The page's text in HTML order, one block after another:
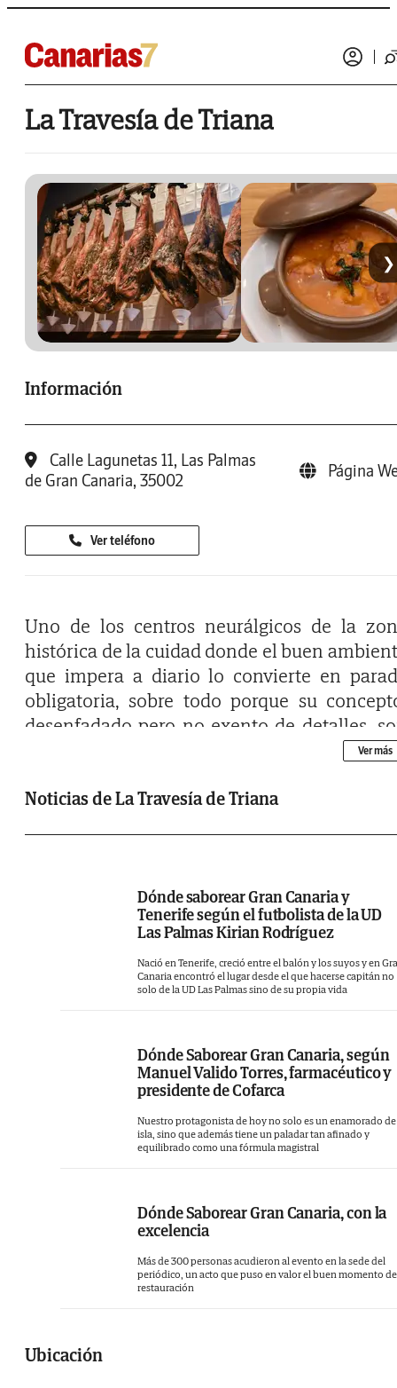
La Travesía de Triana
❯
Información
Calle Lagunetas 11, Las Palmas
de Gran Canaria, 35002
Página
Ver teléfono
Uno de los centros neurálgicos de la
histórica de la cuidad donde el buen
que impera a diario lo convierte en
obligatoria, sobre todo porque su
desenfadado pero no exento de detalles,
la antesala para disfrutar de tapas y
calidad. Buenos embutidos,
platos que se ejecutan desde la
fidelidad a la cocina tradicional.
Ver más
Noticias de La Travesía de Triana
Dónde saborear Gran Canaria y
Tenerife según el futbolista de la UD
Las Palmas Kirian Rodríguez
Nació en Tenerife, creció entre el balón y los suyos y en
Canaria encontró el lugar desde el que hacerse capitán no
solo de la UD Las Palmas sino de su propia vida
Dónde Saborear Gran Canaria, según
Manuel Valido Torres, farmacéutico y
presidente de Cofarca
Nuestro protagonista de hoy no solo es un enamorado
isla, sino que además tiene un paladar tan afinado y
equilibrado como una fórmula magistral
Dónde Saborear Gran Canaria, con la
excelencia
Más de 300 personas acudieron al evento en la sede del
periódico, un acto que puso en valor el buen momento
restauración
Ubicación